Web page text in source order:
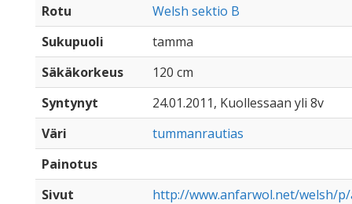
Rotu
Welsh sektio B
Sukupuoli
tamma
Säkäkorkeus
120 cm
Syntynyt
24.01.2011, Kuollessaan yli 8v
Väri
tummanrautias
Painotus
Sivut
http://www.anfarwol.net/welsh/